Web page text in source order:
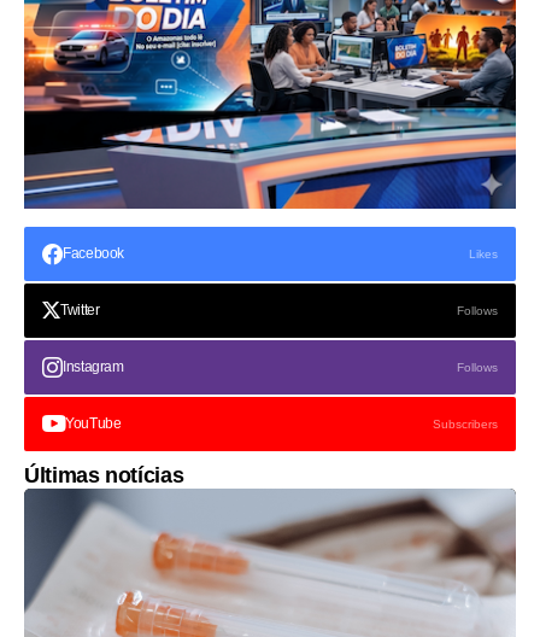
Facebook Likes
Twitter Follows
Instagram Follows
YouTube Subscribers
Últimas notícias